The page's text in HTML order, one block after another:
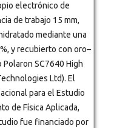
electrónico de
de trabajo 15 mm,
mediante una
y recubierto con oro–
SC7640 High
Ltd). El
para el Estudio
de Física Aplicada,
fue financiado por